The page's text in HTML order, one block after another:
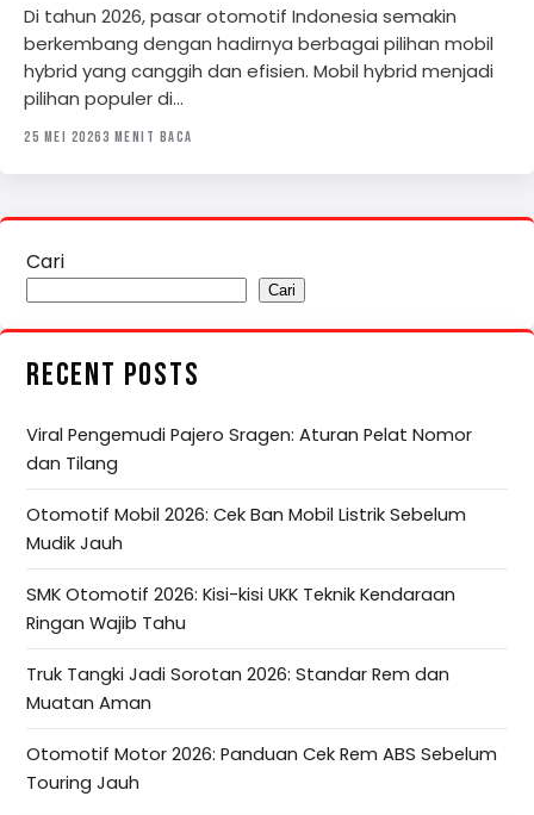
Di tahun 2026, pasar otomotif Indonesia semakin
berkembang dengan hadirnya berbagai pilihan mobil
hybrid yang canggih dan efisien. Mobil hybrid menjadi
pilihan populer di…
25 MEI 20263 MENIT BACA
Cari
Cari
RECENT POSTS
Viral Pengemudi Pajero Sragen: Aturan Pelat Nomor
dan Tilang
Otomotif Mobil 2026: Cek Ban Mobil Listrik Sebelum
Mudik Jauh
SMK Otomotif 2026: Kisi-kisi UKK Teknik Kendaraan
Ringan Wajib Tahu
Truk Tangki Jadi Sorotan 2026: Standar Rem dan
Muatan Aman
Otomotif Motor 2026: Panduan Cek Rem ABS Sebelum
Touring Jauh